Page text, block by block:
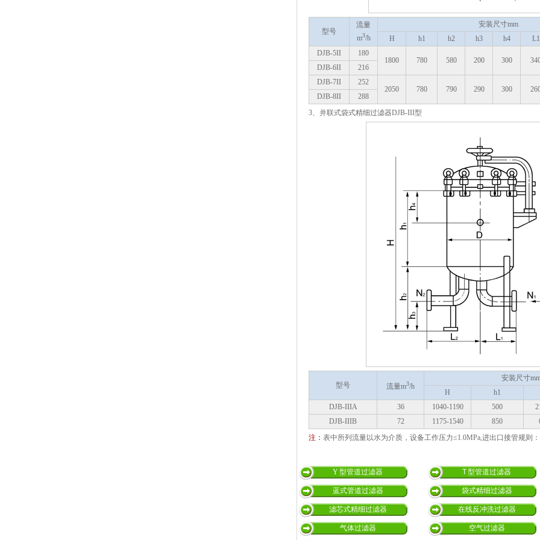
型号
流量
m3/h
安装尺寸mm
H
h1 h2 h3 h4 L1
DJB-5II
180
1800
780 580 200 300
DJB-6II
216
DJB-7II
252
2050
780 790 290 300
DJB-8II
288
3、并联式袋式精细过滤器DJB-III型
型号 流量m3/h
安装尺寸
H
h1
DJB-IIIA
36 1040-1190 500
DJB-IIIB
72 1175-1540 850
注： 表中所列流量以水为介质，设备工作压力≤1.0MPa,进出口接管规则：
Y 型管道过滤器 T 型管道过滤器
蓝式管道过滤器 袋式精细过滤器
滤芯式精细过滤器 在线反冲洗过滤器
气体过滤器 空气过滤器